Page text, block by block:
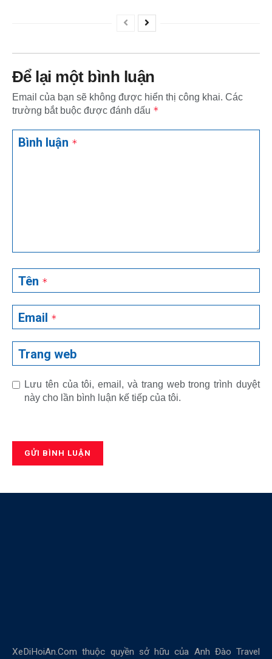
Để lại một bình luận
Email của bạn sẽ không được hiển thị công khai. Các
trường bắt buộc được đánh dấu *
Bình luận *
Tên *
Email *
Trang web
Lưu tên của tôi, email, và trang web trong trình duyệt
này cho lần bình luận kế tiếp của tôi.
XeDiHoiAn.Com thuộc quyền sở hữu của Anh Đào Travel